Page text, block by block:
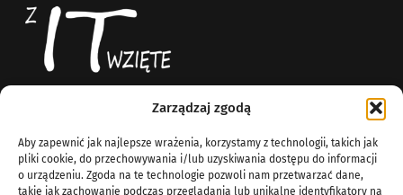
Zarządzaj zgodą
Aby zapewnić jak najlepsze wrażenia, korzystamy z technologii, takich jak
pliki cookie, do przechowywania i/lub uzyskiwania dostępu do informacji
o urządzeniu. Zgoda na te technologie pozwoli nam przetwarzać dane,
takie jak zachowanie podczas przeglądania lub unikalne identyfikatory na
Blog technologiczny
info@zitwziete.org
O Nas
Komputery